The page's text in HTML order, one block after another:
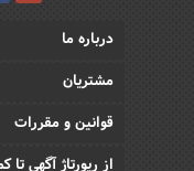
درباره ما
مشتریان
قوانین و مقررات
از رپورتاژ آگهی تا